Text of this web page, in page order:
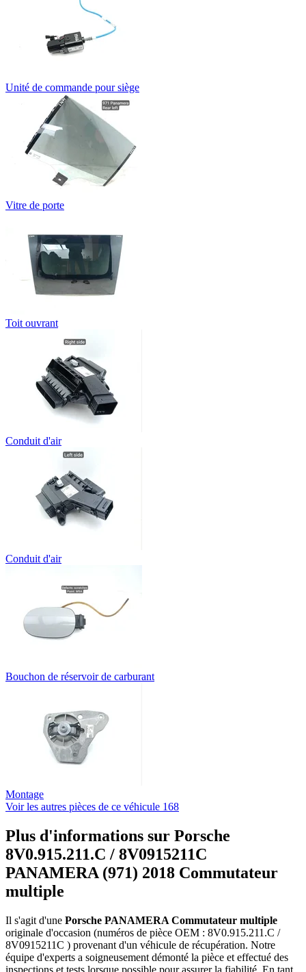
Unité de commande pour siège
Vitre de porte
Toit ouvrant
Conduit d'air
Conduit d'air
Bouchon de réservoir de carburant
Montage
Voir les autres pièces de ce véhicule 168
Plus d'informations sur Porsche
8V0.915.211.C / 8V0915211C
PANAMERA (971) 2018 Commutateur
multiple
Il s'agit d'une Porsche PANAMERA Commutateur multiple
originale d'occasion (numéros de pièce OEM : 8V0.915.211.C /
8V0915211C ) provenant d'un véhicule de récupération. Notre
équipe d'experts a soigneusement démonté la pièce et effectué des